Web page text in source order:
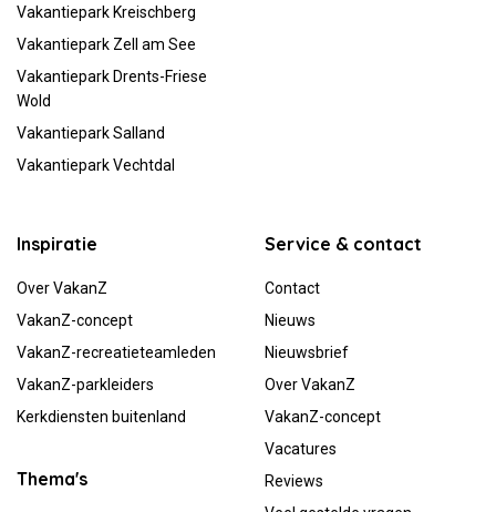
Vakantiepark Kreischberg
Vakantiepark Zell am See
Vakantiepark Drents-Friese
Wold
Vakantiepark Salland
Vakantiepark Vechtdal
Inspiratie
Over VakanZ
VakanZ-concept
VakanZ-recreatieteamleden
VakanZ-parkleiders
Kerkdiensten buitenland
Thema's
Service & contact
Contact
Nieuws
Nieuwsbrief
Over VakanZ
VakanZ-concept
Vacatures
Reviews